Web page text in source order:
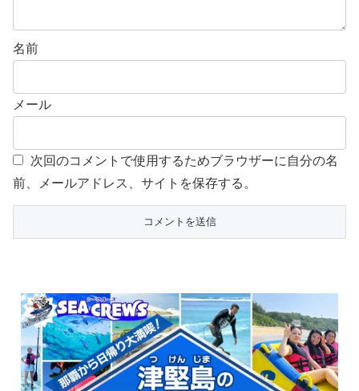
名前
メール
次回のコメントで使用するためブラウザーに自分の名
前、メールアドレス、サイトを保存する。